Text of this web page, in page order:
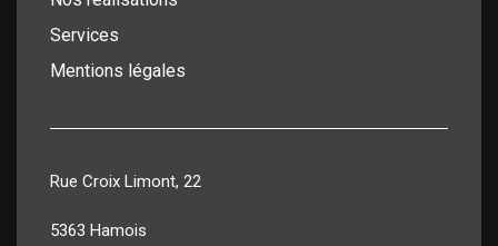
Services
Mentions légales
Rue Croix Limont, 22
5363 Hamois